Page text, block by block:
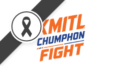
content